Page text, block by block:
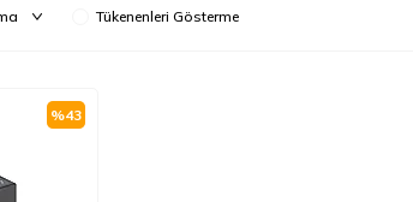
Tükenenleri Gösterme
%43